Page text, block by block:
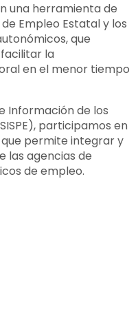
una herramienta de
Empleo Estatal y los
que
la
en el menor tiempo
Información de los
participamos en
permite integrar y
las agencias de
de empleo.